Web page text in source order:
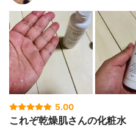
5.00
これぞ乾燥肌さんの化粧水